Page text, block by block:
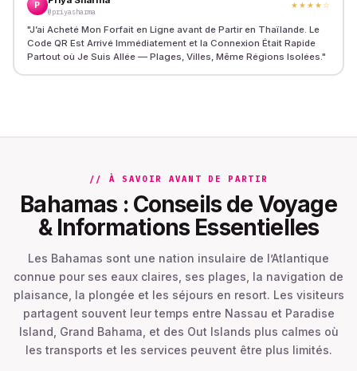
P
@priyasharma
★★★★ ☆
"J’ai Acheté Mon Forfait en Ligne avant de Partir en Thaïlande. Le
Code QR Est Arrivé Immédiatement et la Connexion Était Rapide
Partout où Je Suis Allée — Plages, Villes, Même Régions Isolées. "
// À SAVOIR AVANT DE PARTIR
Bahamas : Conseils de Voyage
& Informations Essentielles
Les Bahamas sont une nation insulaire de l’Atlantique
connue pour ses eaux claires, ses plages, la navigation de
plaisance, la plongée et les séjours en resort. Les visiteurs
partagent souvent leur temps entre Nassau et Paradise
Island, Grand Bahama, et des Out Islands plus calmes où
les transports et les services peuvent être plus limités.